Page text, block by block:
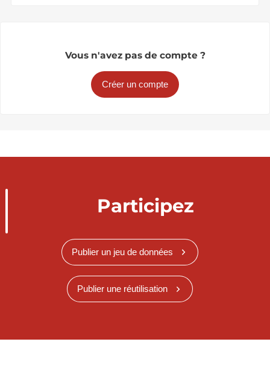
Vous n'avez pas de compte ?
Créer un compte
Participez
Publier un jeu de données
Publier une réutilisation